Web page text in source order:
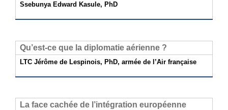
Ssebunya Edward Kasule, PhD
Qu’est-ce que la diplomatie aérienne ?
LTC Jérôme de Lespinois, PhD, armée de l’Air française
La face cachée de l’intégration européenne